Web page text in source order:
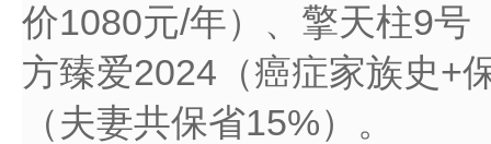
价1080元/年）、擎天柱9号
方臻爱2024（癌症家族史+
（夫妻共保省15%）。